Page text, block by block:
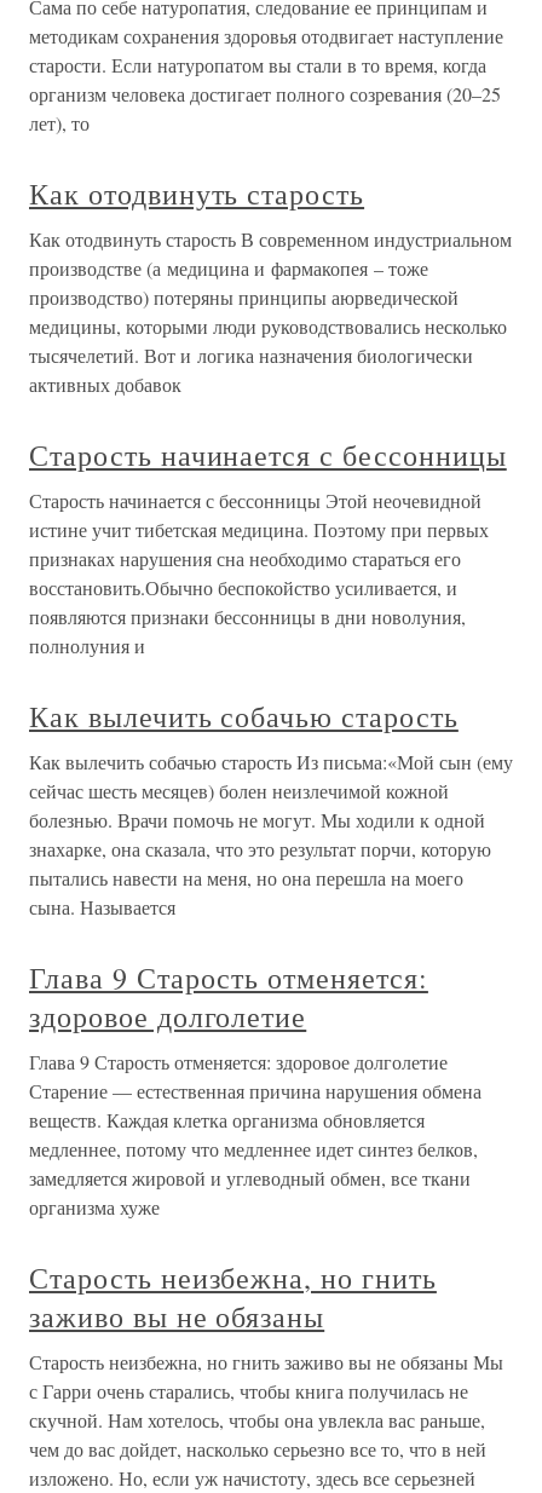
Сама по себе натуропатия, следование ее принципам и
методикам сохранения здоровья отодвигает наступление
старости. Если натуропатом вы стали в то время, когда
организм человека достигает полного созревания (20–25
лет), то
Как отодвинуть старость
Как отодвинуть старость В современном индустриальном
производстве (а медицина и фармакопея – тоже
производство) потеряны принципы аюрведической
медицины, которыми люди руководствовались несколько
тысячелетий. Вот и логика назначения биологически
активных добавок
Старость начинается с бессонницы
Старость начинается с бессонницы Этой неочевидной
истине учит тибетская медицина. Поэтому при первых
признаках нарушения сна необходимо стараться его
восстановить.Обычно беспокойство усиливается, и
появляются признаки бессонницы в дни новолуния,
полнолуния и
Как вылечить собачью старость
Как вылечить собачью старость Из письма:«Мой сын (ему
сейчас шесть месяцев) болен неизлечимой кожной
болезнью. Врачи помочь не могут. Мы ходили к одной
знахарке, она сказала, что это результат порчи, которую
пытались навести на меня, но она перешла на моего
сына. Называется
Глава 9 Старость отменяется:
здоровое долголетие
Глава 9 Старость отменяется: здоровое долголетие
Старение — естественная причина нарушения обмена
веществ. Каждая клетка организма обновляется
медленнее, потому что медленнее идет синтез белков,
замедляется жировой и углеводный обмен, все ткани
организма хуже
Старость неизбежна, но гнить
заживо вы не обязаны
Старость неизбежна, но гнить заживо вы не обязаны Мы
с Гарри очень старались, чтобы книга получилась не
скучной. Нам хотелось, чтобы она увлекла вас раньше,
чем до вас дойдет, насколько серьезно все то, что в ней
изложено. Но, если уж начистоту, здесь все серьезней